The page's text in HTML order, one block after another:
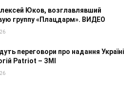
Юков, возглавлявший
группу «Плацдарм». ВИДЕО
переговори про надання Україні
Patriot – ЗМІ